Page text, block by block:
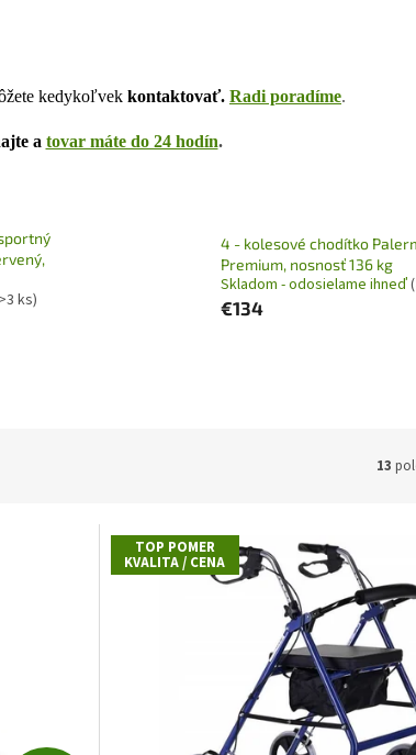
kedykoľvek kontaktovať. Radi poradíme.
a tovar máte do 24 hodín.
ks)
4 - kolesové chodítko
Premium, nosnosť 136 kg
Skladom - odosielame ihneď
€134
13
TOP POMER
KVALITA / CENA